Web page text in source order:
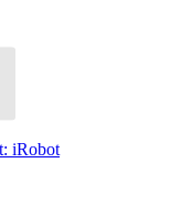
iRobot